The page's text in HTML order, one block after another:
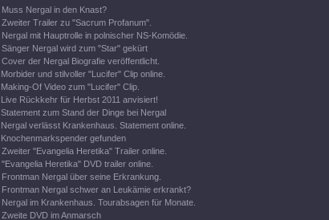
Muss Nergal in den Knast?
Zweiter Trailer zu "Sacrum Profanum".
Nergal mit Hauptrolle in polnischer NS-Komödie.
Sänger Nergal wird zum "Star" gekürt
Cover der Nergal Biografie veröffentlicht.
Morbider und stilvoller "Lucifer" Clip online.
Making-Of Video zum "Lucifer" Clip.
Live Rückkehr für Herbst 2011 anvisiert!
Statement zum Stand der Dinge bei Nergal
Nergal verlässt Krankenhaus. Statement online.
Knochenmarkspender gefunden
Zweiter "Evangelia Heretika" Trailer online.
"Evangelia Heretika" DVD trailer online.
Frontman Nergal über seine Erkrankung.
Frontman Nergal schwer an Leukämie erkrankt?
Nergal im Krankenhaus. Tourabsagen für Monate.
Zweite DVD im Anmarsch